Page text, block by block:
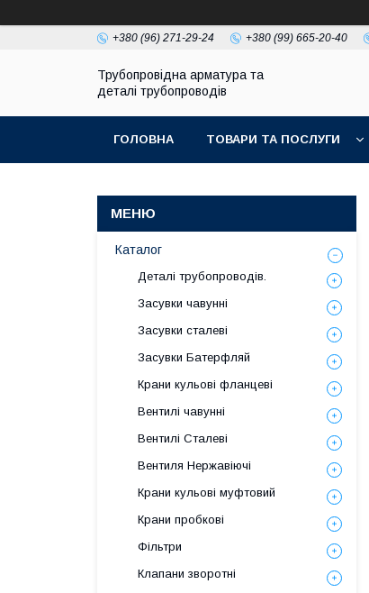
+380 (96) 271-29-24 +380 (99) 665-20-40
Трубопровідна арматура та
деталі трубопроводів
ГОЛОВНА ТОВАРИ ТА ПОСЛУГИ
Каталог
Деталі трубопроводів.
Засувки чавунні
Засувки сталеві
Засувки Батерфляй
Крани кульові фланцеві
Вентилі чавунні
Вентилі Сталеві
Вентиля Нержавіючі
Крани кульові муфтовий
Крани пробкові
Фільтри
Клапани зворотні